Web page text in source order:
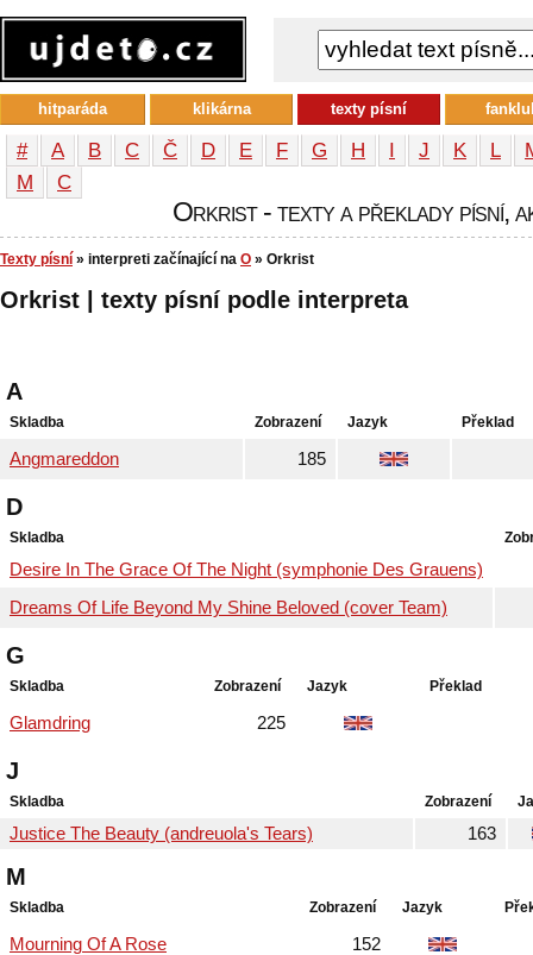
# A B C Č D E F G H I J K L
М
С
Orkrist - texty a překlady písní,
Texty písní » interpreti začínající na O » Orkrist
Orkrist | texty písní podle interpreta
A
Skladba Zobrazení Jazyk Překlad
Angmareddon 185
D
Skladba
Desire In The Grace Of The Night (symphonie Des Grauens)
Dreams Of Life Beyond My Shine Beloved (cover Team)
G
Skladba Zobrazení Jazyk Překlad
Glamdring 225
J
Skladba Zobrazení
Justice The Beauty (andreuola's Tears) 163
M
Skladba Zobrazení Jazyk
Mourning Of A Rose 152
hitparáda klikárna texty písní